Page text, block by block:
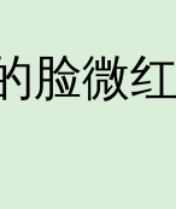
微红